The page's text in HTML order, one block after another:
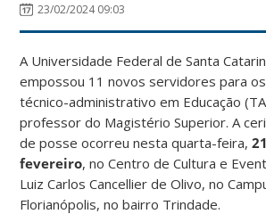
23/02/2024 09:03
A Universidade Federal de Santa
empossou 11 novos servidores para
técnico-administrativo em Educação
professor do Magistério Superior. A
deposse ocorreu nesta quarta-feira,
fevereiro, noCentro de Cultura e
Luiz Carlos Cancellier de Olivo, no
Florianópolis, no bairro Trindade.